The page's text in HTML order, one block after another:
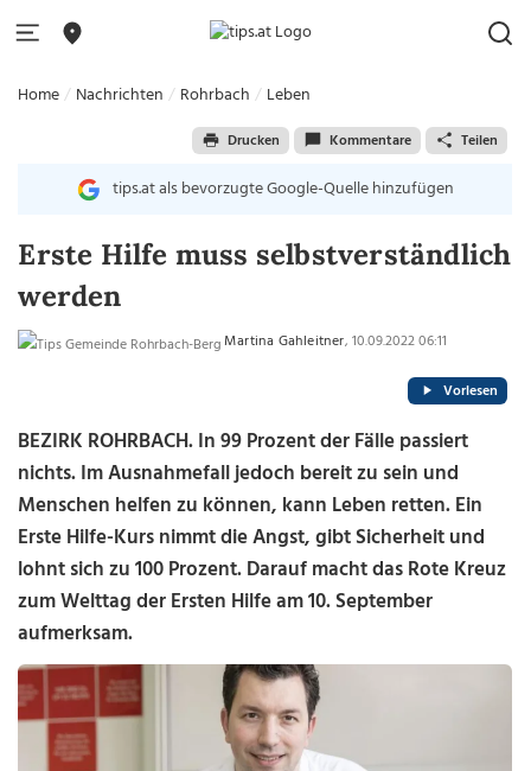
Home Nachrichten Rohrbach Leben
Drucken Kommentare Teilen
tips.at als bevorzugte Google-Quelle hinzufügen
Erste Hilfe muss selbstverständlich
werden
Martina Gahleitner, 10.09.2022 06:11
Vorlesen
BEZIRK ROHRBACH. In 99 Prozent der Fälle passiert
nichts. Im Ausnahmefall jedoch bereit zu sein und
Menschen helfen zu können, kann Leben retten. Ein
Erste Hilfe-Kurs nimmt die Angst, gibt Sicherheit und
lohnt sich zu 100 Prozent. Darauf macht das Rote Kreuz
zum Welttag der Ersten Hilfe am 10. September
aufmerksam.